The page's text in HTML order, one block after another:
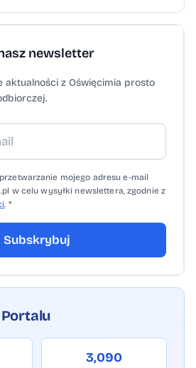
newsletter
aktualności z Oświęcimia prosto
mojego adresu e-mail
w celu wysyłki newslettera, zgodnie z
. *
Subskrybuj
3,090